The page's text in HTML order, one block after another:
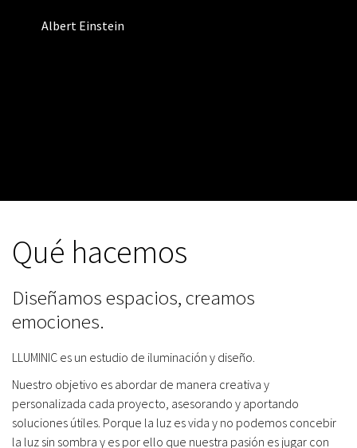
Albert Einstein
Qué hacemos
Diseñamos espacios, creamos
emociones.
LLUMINIC es un estudio de iluminación y diseño.
Nuestro objetivo es abordar de manera creativa y
personalizada cada proyecto, asesorando y aportando
soluciones útiles. Porque la luz es vida y no podemos concebir
la luz sin sombra y es por ello que nuestra pasión es jugar con